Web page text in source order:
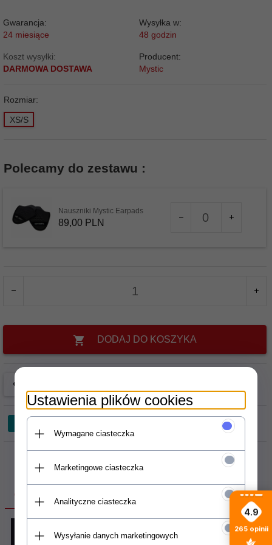
Gwarancja:
24 miesiące
Wysyłka w:
48 godzin
Koszt wysyłki:
DARMOWA DOSTAWA
Producent:
Mystic
Rozmiar:
XS/S
Polecamy do zestawu :
Nauszniki Mystic Earpads
89,00 PLN
DODAJ DO KOSZYKA
OPIS PRODUKTU
Kask do sportów wodnych Mystic
Ustawienia plików cookies
Wymagane ciasteczka
Marketingowe ciasteczka
Analityczne ciasteczka
Wysyłanie danych marketingowych
4.9
265 opinii